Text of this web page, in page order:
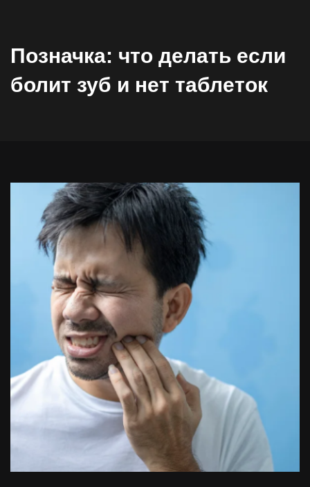
Позначка: что делать если
болит зуб и нет таблеток